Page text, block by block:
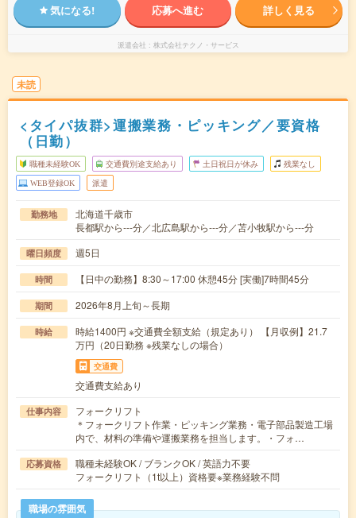
気になる! 応募へ進む 詳しく見る
派遣会社 株式会社テクノ・サービス
未読
<タイパ抜群>運搬業務・ピッキング／要資格
（日勤）
職種未経験OK 交通費別途支給あり 土日祝日が休み 残業なし
WEB登録OK 派遣
勤務地
北海道千歳市
長都駅から---分／北広島駅から---分／苫小牧駅から---分
曜日頻度 週5日
時間 【日中の勤務】8:30～17:00 休憩45分 [実働]7時間45分
期間 2026年8月上旬～長期
時給
時給1400円 ※交通費全額支給（規定あり） 【月収例】21.7
万円（20日勤務 ※残業なしの場合）
交通費
交通費支給あり
仕事内容
フォークリフト
＊フォークリフト作業・ピッキング業務・電子部品製造工場
内で、材料の準備や運搬業務を担当します。・フォ…
応募資格
職種未経験OK / ブランクOK / 英語力不要
フォークリフト（1t以上）資格要※業務経験不問
職場の雰囲気